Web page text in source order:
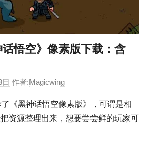
悟空》像素版下载：含
日 作者:Magicwing
《黑神话悟空像素版》，可谓是相
资源整理出来，想要尝尝鲜的玩家可